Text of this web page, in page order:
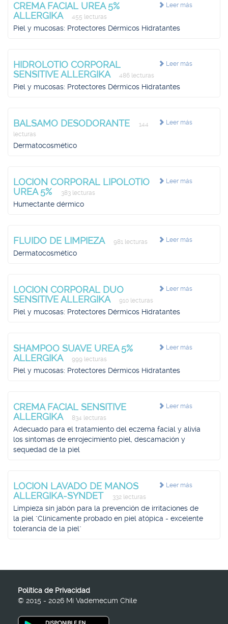
Leer más
CREMA FACIAL UREA 5%
ALLERGIKA
455 lecturas
Piel y mucosas: Protectores Dérmicos Hidratantes
Leer más
HIDROLOTIO CORPORAL
SENSITIVE ALLERGIKA
486 lecturas
Piel y mucosas: Protectores Dérmicos Hidratantes
Leer más
BALSAMO DESODORANTE
144
lecturas
Dermatocosmético
Leer más
LOCION CORPORAL LIPOLOTIO
UREA 5%
383 lecturas
Humectante dérmico
Leer más
FLUIDO DE LIMPIEZA 981 lecturas
Dermatocosmético
Leer más
LOCION CORPORAL DUO
SENSITIVE ALLERGIKA
910 lecturas
Piel y mucosas: Protectores Dérmicos Hidratantes
Leer más
SHAMPOO SUAVE UREA 5%
ALLERGIKA
999 lecturas
Piel y mucosas: Protectores Dérmicos Hidratantes
Leer más
CREMA FACIAL SENSITIVE
ALLERGIKA
834 lecturas
Adecuado para el tratamiento del eczema facial y alivia
los síntomas de enrojecimiento piel, descamación y
sequedad de la piel
Leer más
LOCION LAVADO DE MANOS
ALLERGIKA-SYNDET
332 lecturas
Limpieza sin jabón para la prevención de irritaciones de
la piel "Clínicamente probado en piel atópica - excelente
tolerancia de la piel"
Política de Privacidad
© 2015 - 2026 Mi Vademecum Chile